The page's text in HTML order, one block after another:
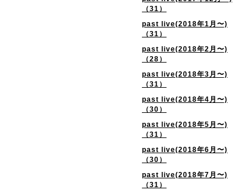
（31）
past live(2018年1月〜)
（31）
past live(2018年2月〜)
（28）
past live(2018年3月〜)
（31）
past live(2018年4月〜)
（30）
past live(2018年5月〜)
（31）
past live(2018年6月〜)
（30）
past live(2018年7月〜)
（31）